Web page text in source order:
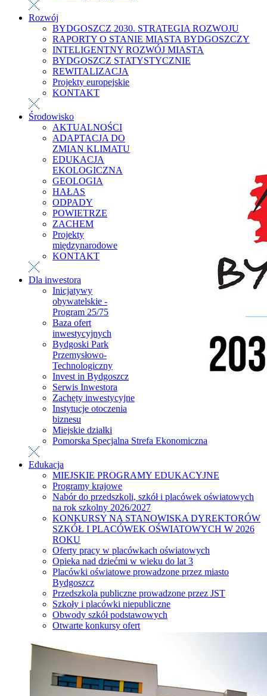
Rozwój
BYDGOSZCZ 2030. STRATEGIA ROZWOJU
RAPORTY O STANIE MIASTA BYDGOSZCZY
INTELIGENTNY ROZWÓJ MIASTA
BYDGOSZCZ STATYSTYCZNIE
REWITALIZACJA
Projekty europejskie
KONTAKT
Środowisko
AKTUALNOŚCI
ADAPTACJA DO
ZMIAN KLIMATU
EDUKACJA
EKOLOGICZNA
GEOLOGIA
HAŁAS
ODPADY
POWIETRZE
ZACHEM
Projekty
międzynarodowe
KONTAKT
Dla inwestora
Inicjatywy
obywatelskie -
Program 25/75
Baza ofert
inwestycyjnych
Bydgoski Park
Przemysłowo-
Technologiczny
Invest in Bydgoszcz
Serwis Inwestora
Zachęty inwestycyjne
Instytucje otoczenia
biznesu
Miejskie działki
Pomorska Specjalna Strefa Ekonomiczna
Edukacja
MIEJSKIE PROGRAMY EDUKACYJNE
Programy krajowe
Nabór do przedszkoli, szkół i placówek oświatowych
na rok szkolny 2026/2027
KONKURSY NA STANOWISKA DYREKTORÓW
SZKÓŁ I PLACÓWEK OŚWIATOWYCH W 2026
ROKU
Oferty pracy w placówkach oświatowych
Opieka nad dziećmi w wieku do lat 3
Placówki oświatowe prowadzone przez miasto
Bydgoszcz
Przedszkola publiczne prowadzone przez JST
Szkoły i placówki niepubliczne
Obwody szkół podstawowych
Otwarte konkursy ofert